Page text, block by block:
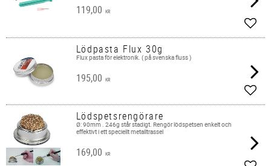
119,00 KR
Lödpasta Flux 30g
Flux pasta för elektronik. ( på svenska fluss )
195,00 KR
Lödspetsrengörare
Ø: 90mm . 246g står stadigt. Rengör lödspetsen enkelt och
effektivt i ett speciellt metalltrassel
169,00 KR